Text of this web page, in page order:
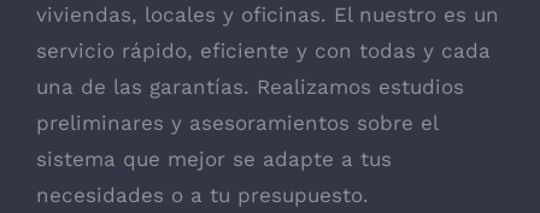
viviendas, locales y oficinas. El nuestro es un
servicio rápido, eficiente y con todas y cada
una de las garantías. Realizamos estudios
preliminares y asesoramientos sobre el
sistema que mejor se adapte a tus
necesidades o a tu presupuesto.